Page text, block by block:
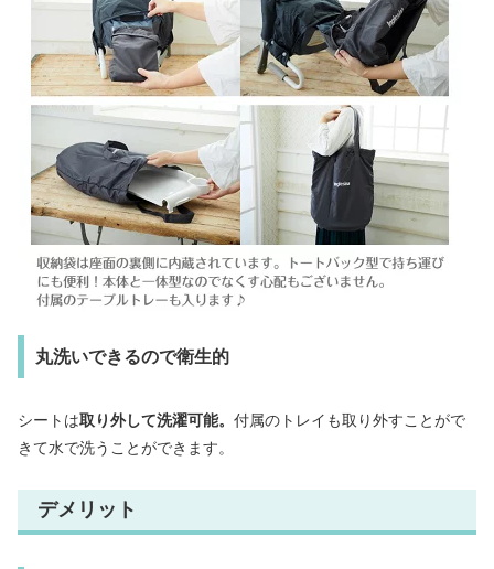
丸洗いできるので衛生的
シートは取り外して洗濯可能。 付属のトレイも取り外すことがで
きて水で洗うことができます。
デメリット